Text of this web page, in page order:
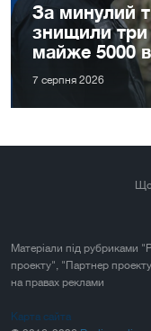
За минулий
знищили три
майже 5000
7 серпня 2026
Матеріали під рубриками
проекту", "Партнер
на правах реклами
Карта сайта